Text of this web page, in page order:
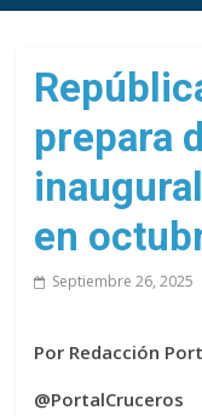
la
de
cruceros
en
un
solo
prepara
en
Septiembre 26, 2025
Por Redacción
@PortalCruceros